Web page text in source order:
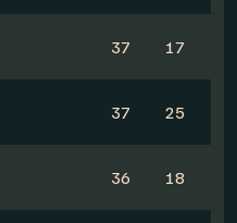
37 17
37 25
36 18